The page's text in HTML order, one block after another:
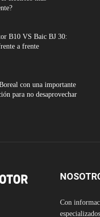
B10 VS Baic BJ 30:
a frente
con una importante
para no desaprovechar
Con